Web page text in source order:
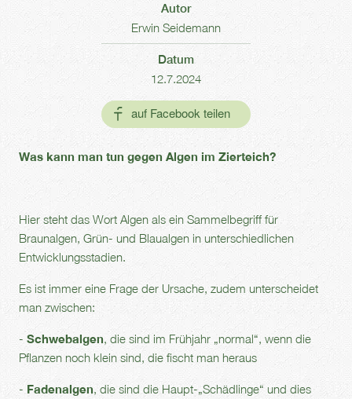
Was kann man tun gegen Algen im Zierteich?
Hier steht das Wort Algen als ein Sammelbegriff für
Braunalgen, Grün- und Blaualgen in unterschiedlichen
Entwicklungsstadien.
Es ist immer eine Frage der Ursache, zudem unterscheidet
man zwischen:
- Schwebalgen, die sind im Frühjahr „normal“, wenn die
Pflanzen noch klein sind, die fischt man heraus
- Fadenalgen, die sind die Haupt-„Schädlinge“ und dies
Autor
Erwin Seidemann
Datum
12.7.2024